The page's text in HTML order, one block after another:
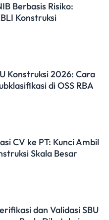
Berbasis Risiko:
Konstruksi
Konstruksi 2026: Cara
di OSS RBA
CV ke PT: Kunci Ambil
Skala Besar
dan Validasi SBU